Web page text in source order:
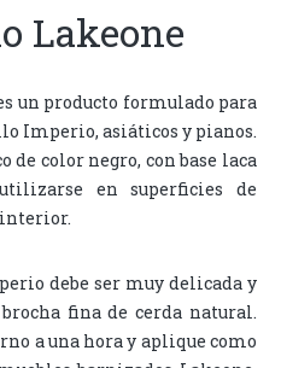
Lakeone
un producto formulado para
Imperio, asiáticos y pianos.
color negro, con base laca
en superficies de
interior.
debe ser muy delicada y
fina de cerda natural.
a una hora y aplique como